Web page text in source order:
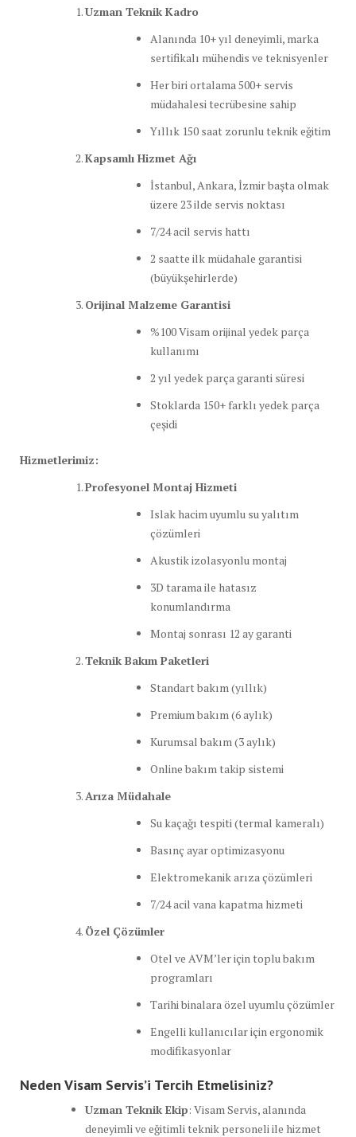
Uzman Teknik Kadro
Alanında 10+ yıl deneyimli, marka
sertifikalı mühendis ve teknisyenler
Her biri ortalama 500+ servis
müdahalesi tecrübesine sahip
Yıllık 150 saat zorunlu teknik eğitim
Kapsamlı Hizmet Ağı
İstanbul, Ankara, İzmir başta olmak
üzere 23 ilde servis noktası
7/24 acil servis hattı
2 saatte ilk müdahale garantisi
(büyükşehirlerde)
Orijinal Malzeme Garantisi
%100 Visam orijinal yedek parça
kullanımı
2 yıl yedek parça garanti süresi
Stoklarda 150+ farklı yedek parça
çeşidi
Hizmetlerimiz:
Profesyonel Montaj Hizmeti
Islak hacim uyumlu su yalıtım
çözümleri
Akustik izolasyonlu montaj
3D tarama ile hatasız
konumlandırma
Montaj sonrası 12 ay garanti
Teknik Bakım Paketleri
Standart bakım (yıllık)
Premium bakım (6 aylık)
Kurumsal bakım (3 aylık)
Online bakım takip sistemi
Arıza Müdahale
Su kaçağı tespiti (termal kameralı)
Basınç ayar optimizasyonu
Elektromekanik arıza çözümleri
7/24 acil vana kapatma hizmeti
Özel Çözümler
Otel ve AVM’ler için toplu bakım
programları
Tarihi binalara özel uyumlu çözümler
Engelli kullanıcılar için ergonomik
modifikasyonlar
Neden Visam Servis’i Tercih Etmelisiniz?
Uzman Teknik Ekip: Visam Servis, alanında
deneyimli ve eğitimli teknik personeli ile hizmet